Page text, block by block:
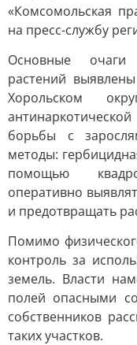
«Комсомольская
на пресс-службу
Основные очаги
растений
Хорольском
борьбы с
методы:
помощью
оперативно
и предотвращать
Помимо
контроль за
земель. Власти
полей опасными
собственников
таких участков.